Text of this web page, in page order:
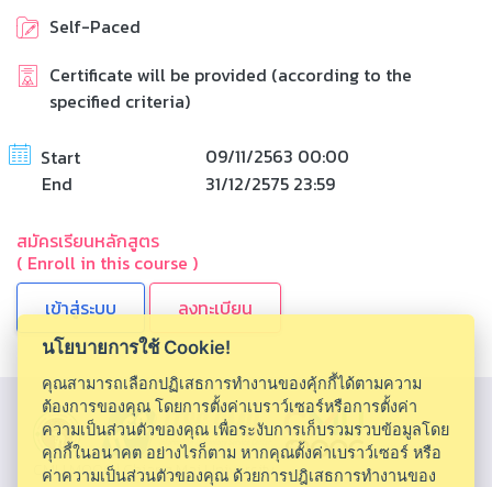
Self-Paced
Certificate will be provided (according to the
specified criteria)
Start
09/11/2563 00:00
End
31/12/2575 23:59
สมัครเรียนหลักสูตร
( Enroll in this course )
ลงทะเบียน
CMU MOOC |Chiang Mai University
นโยบายการใช้ Cookie!
คุณสามารถเลือกปฏิเสธการทำงานของคุ้กกี้ได้ตามความ
ต้องการของคุณ โดยการตั้งค่าเบราว์เซอร์หรือการตั้งค่า
ความเป็นส่วนตัวของคุณ เพื่อระงับการเก็บรวมรวบข้อมูลโดย
คุกกี้ในอนาคต อย่างไรก็ตาม หากคุณตั้งค่าเบราว์เซอร์ หรือ
ค่าความเป็นส่วนตัวของคุณ ด้วยการปฎิเสธการทำงานของ